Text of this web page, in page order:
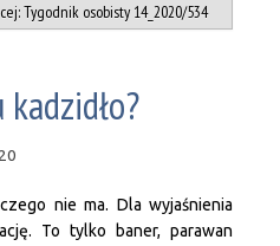
Tygodnik osobisty 14_2020/534
kadzidło?
nie ma. Dla wyjaśnienia
To tylko baner, parawan